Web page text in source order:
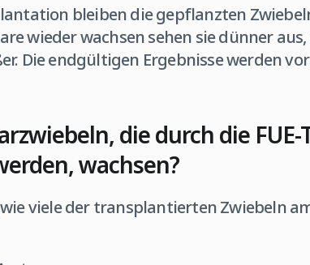
bleiben die gepflanzten
wieder wachsen sehen sie dünner
Die endgültigen Ergebnisse werden
die durch die FUE-
wachsen?
viele der transplantierten Zwiebeln